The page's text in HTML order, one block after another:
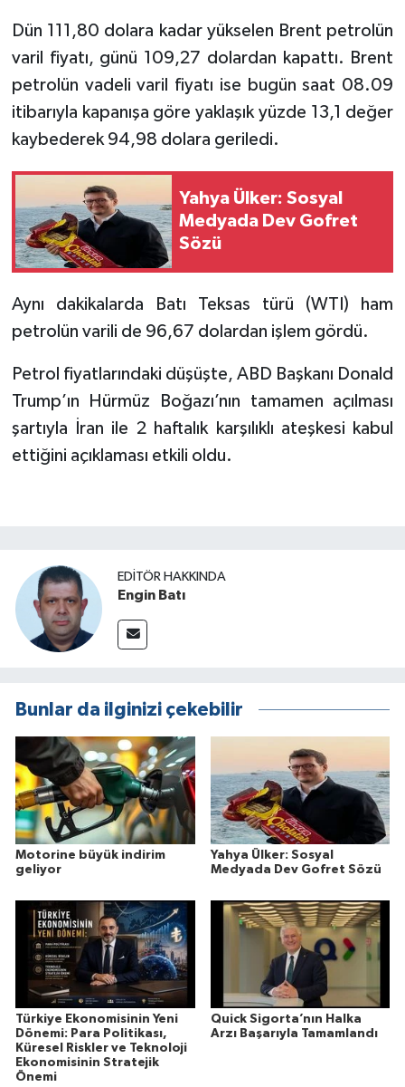
Dün 111,80 dolara kadar yükselen Brent petrolün
varil fiyatı, günü 109,27 dolardan kapattı. Brent
petrolün vadeli varil fiyatı ise bugün saat 08.09
itibarıyla kapanışa göre yaklaşık yüzde 13,1 değer
kaybederek 94,98 dolara geriledi.
Yahya Ülker: Sosyal
Medyada Dev Gofret
Sözü
Aynı dakikalarda Batı Teksas türü (WTI) ham
petrolün varili de 96,67 dolardan işlem gördü.
Petrol fiyatlarındaki düşüşte, ABD Başkanı Donald
Trump’ın Hürmüz Boğazı’nın tamamen açılması
şartıyla İran ile 2 haftalık karşılıklı ateşkesi kabul
ettiğini açıklaması etkili oldu.
EDITÖR HAKKINDA
Engin Batı
Bunlar da ilginizi çekebilir
Motorine büyük indirim
geliyor
Yahya Ülker: Sosyal
Medyada Dev Gofret Sözü
Türkiye Ekonomisinin Yeni
Dönemi: Para Politikası,
Küresel Riskler ve Teknoloji
Ekonomisinin Stratejik
Önemi
Quick Sigorta’nın Halka
Arzı Başarıyla Tamamlandı